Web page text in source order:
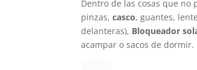
Dentro de las cosas que no
pinzas,casco, guantes,
delanteras), Bloqueador
acampar o sacos de dormir.